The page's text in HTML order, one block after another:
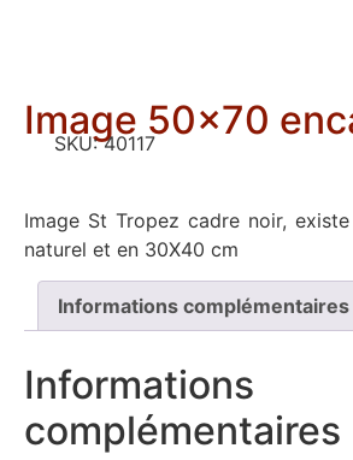
Image 50×70
SKU: 40117
Image St Tropez cadre noir,
naturel et en 30X40 cm
Informations complémentaires
Informations
complémentaires